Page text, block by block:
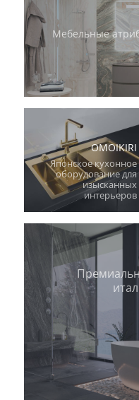
Мебельные
OMOIKIRI
Японское кухонное
оборудование для
изысканных
интерьеров